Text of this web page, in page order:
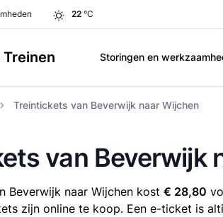
22 °C
Treinen Storingen en
Treintickets van Beverwijk naar Wijchen
van Beverwijk
Beverwijk naar Wijchen kost € 28,80
zijn online te koop. Een e-ticket is